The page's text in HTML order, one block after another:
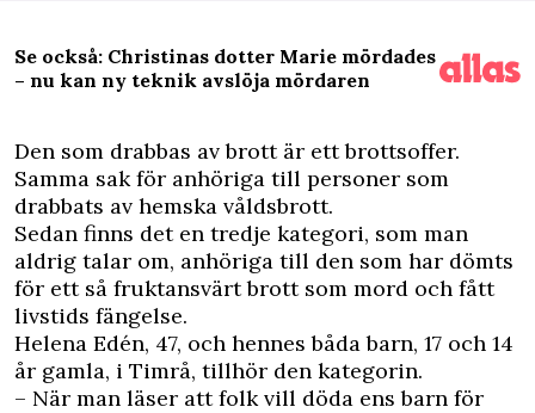
Se också: Christinas dotter Marie mördades
– nu kan ny teknik avslöja mördaren
Den som drabbas av brott är ett brottsoffer.
Samma sak för anhöriga till personer som
drabbats av hemska våldsbrott.
Sedan finns det en tredje kategori, som man
aldrig talar om, anhöriga till den som har dömts
för ett så fruktansvärt brott som mord och fått
livstids fängelse.
Helena Edén, 47, och hennes båda barn, 17 och 14
år gamla, i Timrå, tillhör den kategorin.
– När man läser att folk vill döda ens barn för